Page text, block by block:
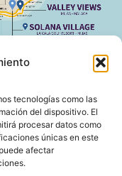
tecnologías como las
del dispositivo. El
procesar datos como
únicas en este
afectar